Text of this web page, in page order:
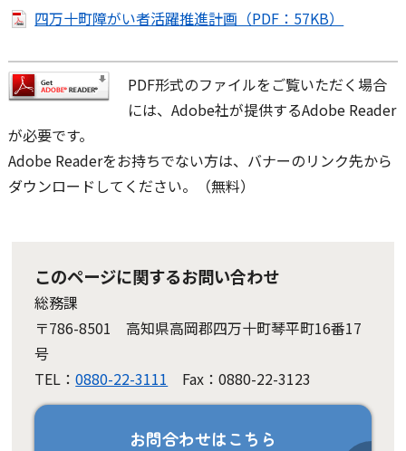
四万十町障がい者活躍推進計画（PDF：57KB）
PDF形式のファイルをご覧いただく場合
には、Adobe社が提供するAdobe Reader
が必要です。
Adobe Readerをお持ちでない方は、バナーのリンク先から
ダウンロードしてください。（無料）
このページに関するお問い合わせ
総務課
〒786-8501 高知県高岡郡四万十町琴平町16番17
号
TEL：0880-22-3111 Fax：0880-22-3123
お問合わせはこちら